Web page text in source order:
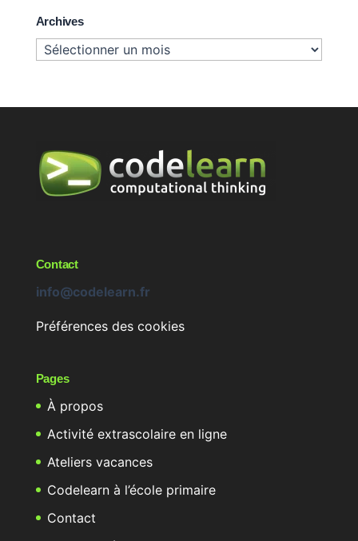
Archives
Archives
Contact
info@codelearn.fr
Préférences des cookies
Pages
À propos
Activité extrascolaire en ligne
Ateliers vacances
Codelearn à l’école primaire
Contact